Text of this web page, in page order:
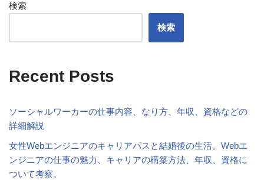
検索
検索
Recent Posts
ソーシャルワーカーの仕事内容、なり方、年収、資格などの
詳細解説
女性Webエンジニアのキャリアパスと結婚後の生活。Webエ
ンジニアの仕事の魅力、キャリアの構築方法、年収、資格に
ついて考察。